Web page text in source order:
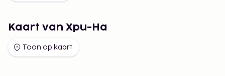
Kaart van Xpu-Ha
Toon op kaart